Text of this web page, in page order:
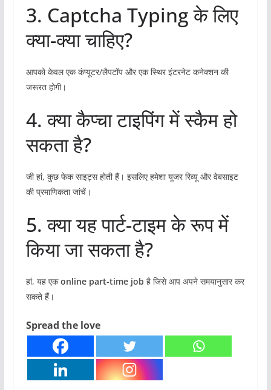
3. Captcha Typing के लिए
क्या-क्या चाहिए?
आपको केवल एक कंप्यूटर/लैपटॉप और एक स्थिर इंटरनेट कनेक्शन की
जरूरत होगी।
4. क्या कैप्चा टाइपिंग में स्कैम हो
सकता है?
जी हां, कुछ फेक साइट्स होती हैं। इसलिए हमेशा यूजर रिव्यू और वेबसाइट
की प्रमाणिकता जांचें।
5. क्या यह पार्ट-टाइम के रूप में
किया जा सकता है?
हां, यह एकonline part-time job है जिसे आप अपने समयानुसार कर
सकते हैं।
Spread the love